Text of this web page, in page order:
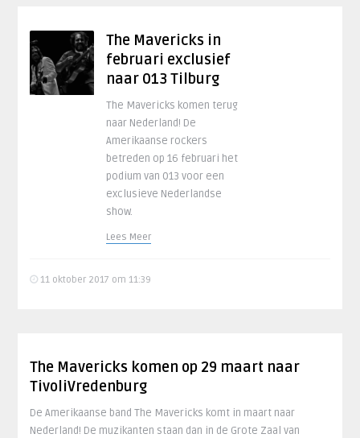
The Mavericks in
februari exclusief
naar 013 Tilburg
The Mavericks komen terug
naar Nederland! De
Amerikaanse rockers
betreden op 16 februari het
podium van 013 voor een
exclusieve Nederlandse
show.
Lees Meer
11 oktober 2017 om 11:39
The Mavericks komen op 29 maart naar
TivoliVredenburg
De Amerikaanse band The Mavericks komt in maart naar
Nederland! De muzikanten staan dan in de Grote Zaal van